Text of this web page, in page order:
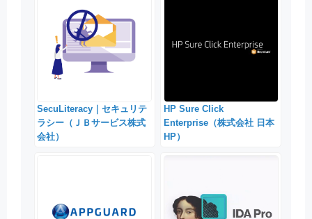
SecuLiteracy｜セキュリテ
ラシー（ＪＢサービス株式
会社）
HP Sure Click
Enterprise（株式会社 日本
HP）